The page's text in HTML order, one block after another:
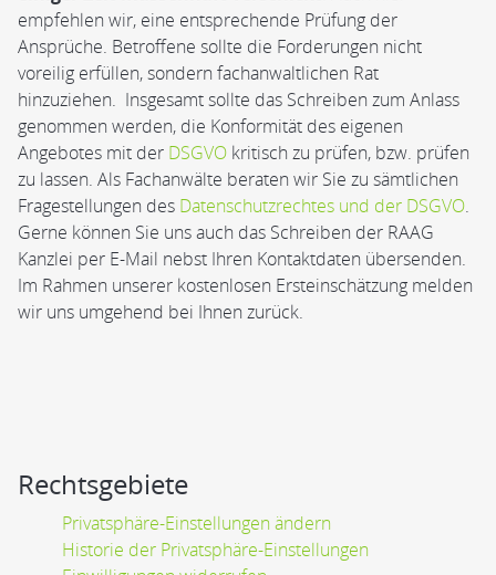
empfehlen wir, eine entsprechende Prüfung der
Ansprüche. Betroffene sollte die Forderungen nicht
voreilig erfüllen, sondern fachanwaltlichen Rat
hinzuziehen. Insgesamt sollte das Schreiben zum Anlass
genommen werden, die Konformität des eigenen
Angebotes mit der DSGVO kritisch zu prüfen, bzw. prüfen
zu lassen. Als Fachanwälte beraten wir Sie zu sämtlichen
Fragestellungen des Datenschutzrechtes und der DSGVO.
Gerne können Sie uns auch das Schreiben der RAAG
Kanzlei per E-Mail nebst Ihren Kontaktdaten übersenden.
Im Rahmen unserer kostenlosen Ersteinschätzung melden
wir uns umgehend bei Ihnen zurück.
Rechtsgebiete
Privatsphäre-Einstellungen ändern
Historie der Privatsphäre-Einstellungen